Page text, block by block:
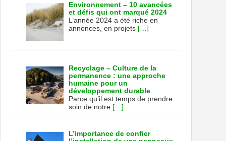
Environnement – 10 avancées
et défis qui ont marqué 2024
L’année 2024 a été riche en
annonces, en projets […]
Recyclage – Culture de la
permanence : une approche
humaine pour un
développement durable
Parce qu’il est temps de prendre
soin de notre […]
L’importance de confier